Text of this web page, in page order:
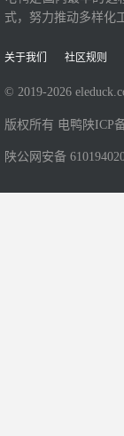
式，努力推动多样化
关于我们 社区规则
© 2019-2026
版权所有 电鸭 陕ICP
陕公网安备